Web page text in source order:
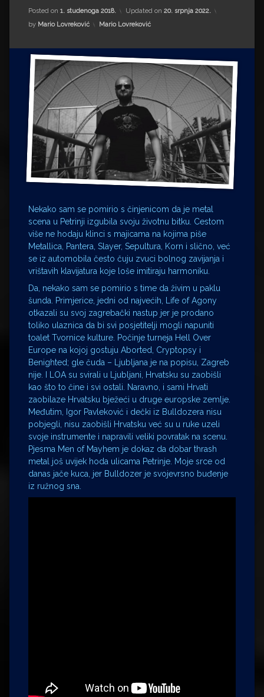
Drugi autori
Drugi autori
Matea Andrić
Ljiljana Lekanić-Kljaić
Željko Krznarić
Mario Lovreković
Miroslav Šantek
Posted on 1. studenoga 2018. Updated on 20. srpnja 2022.
by Mario Lovreković Kategorije:
Mario Lovreković
Nekako sam se pomirio s činjenicom da je metal
scena u Petrinji izgubila svoju životnu bitku. Cestom
više ne hodaju klinci s majicama na kojima piše
Metallica, Pantera, Slayer, Sepultura, Korn i slično, već
se iz automobila često čuju zvuci bolnog zavijanja i
vrištavih klavijatura koje loše imitiraju harmoniku.
Da, nekako sam se pomirio s time da živim u paklu
šunda. Primjerice, jedni od najvećih, Life of Agony
otkazali su svoj zagrebački nastup jer je prodano
toliko ulaznica da bi svi posjetitelji mogli napuniti
toalet Tvornice kulture. Počinje turneja Hell Over
Europe na kojoj gostuju Aborted, Cryptopsy i
Benighted; gle čuda – Ljubljana je na popisu, Zagreb
nije. I LOA su svirali u Ljubljani, Hrvatsku su zaobišli
kao što to čine i svi ostali. Naravno, i sami Hrvati
zaobilaze Hrvatsku bježeći u druge europske zemlje.
Međutim, Igor Pavleković i dečki iz Bulldozera nisu
pobjegli, nisu zaobišli Hrvatsku već su u ruke uzeli
svoje instrumente i napravili veliki povratak na scenu.
Pjesma Men of Mayhem je dokaz da dobar thrash
metal još uvijek hoda ulicama Petrinje. Moje srce od
danas jače kuca, jer Bulldozer je svojevrsno buđenje
iz ružnog sna.